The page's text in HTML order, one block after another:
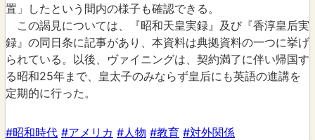
置」したという間内の様子も確認できる。
この謁見については、『昭和天皇実録』及び『香淳皇后実
録』の同日条に記事があり、本資料は典拠資料の一つに挙げ
られている。以後、ヴァイニングは、契約満了に伴い帰国す
る昭和25年まで、皇太子のみならず皇后にも英語の進講を
定期的に行った。
#昭和時代 #アメリカ #人物 #教育 #対外関係